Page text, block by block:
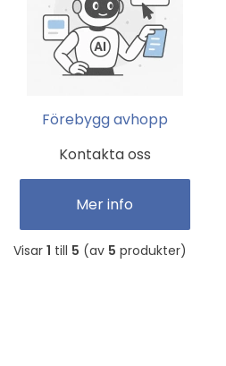
Förebygg avhopp
Kontakta oss
Mer info
Visar 1 till 5 (av 5 produkter)